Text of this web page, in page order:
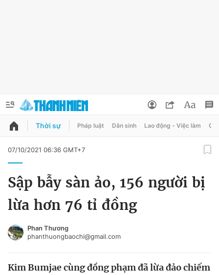
QUẢNG CÁO
Chuyên mục
Chào ngày mới Tin 24h
Tin thị trường Tin 360
Đổi mật khẩu
Tin đã lưu
Tin đã xem
Thời sự Pháp luật Dân sinh Lao động - Việc làm
07/10/2021 06:36 GMT+7
Sập bẫy sàn ảo, 156 người bị
lừa hơn 76 tỉ đồng
Phan Thương
phanthuongbaochi@gmail.com
Kim Bumjae cùng đồng phạm đã lừa đảo chiếm